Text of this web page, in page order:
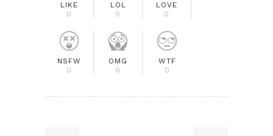
LIKE
0
LOL
0
LOVE
0
NSFW
0
OMG
0
WTF
0